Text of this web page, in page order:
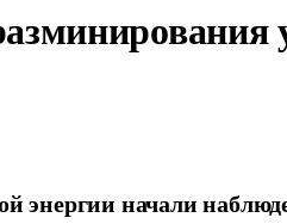
энергии начали